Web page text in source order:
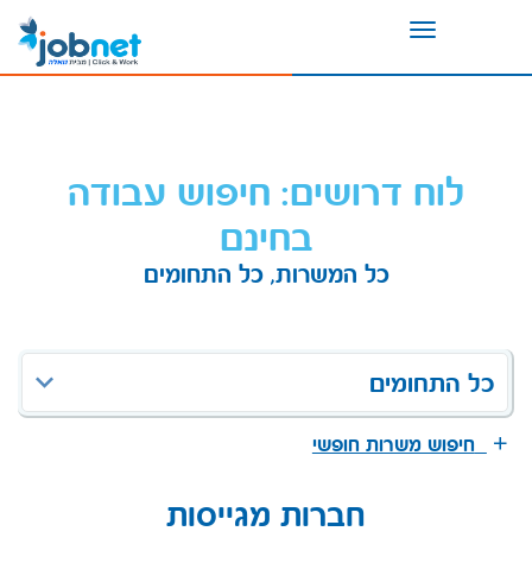
Toggle
לוח דרושים: חיפוש עבודה
בחינם
כל המשרות, כל התחומים
כל התחומים
חיפוש משרות חופשי
חברות מגייסות